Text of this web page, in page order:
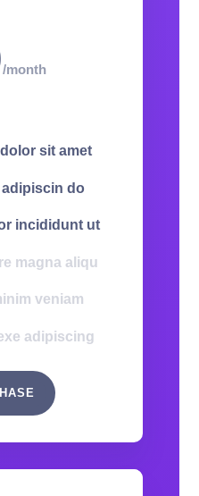
/month
sit amet
do
incididunt ut
magna aliqu
veniam
adipiscing